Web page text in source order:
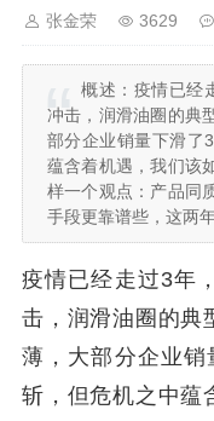
张金荣 3629
概述： 疫情已经
冲击，润滑油圈的典
部分企业销量下滑了
蕴含着机遇，我们该
样一个观点：产品同
手段更靠谱些，这两
疫情已经走过3年
击，润滑油圈的典
薄，大部分企业
斩，但危机之中蕴